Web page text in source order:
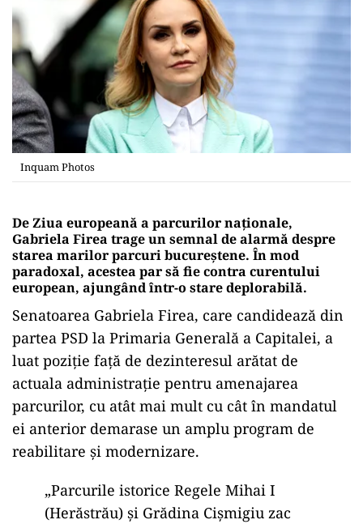
Inquam Photos
De Ziua europeană a parcurilor naționale,
Gabriela Firea trage un semnal de alarmă despre
starea marilor parcuri bucureștene. În mod
paradoxal, acestea par să fie contra curentului
european, ajungând într-o stare deplorabilă.
Senatoarea Gabriela Firea, care candidează din
partea PSD la Primaria Generală a Capitalei, a
luat poziție față de dezinteresul arătat de
actuala administrație pentru amenajarea
parcurilor, cu atât mai mult cu cât în mandatul
ei anterior demarase un amplu program de
reabilitare și modernizare.
„Parcurile istorice Regele Mihai I
(Herăstrău) și Grădina Cișmigiu zac